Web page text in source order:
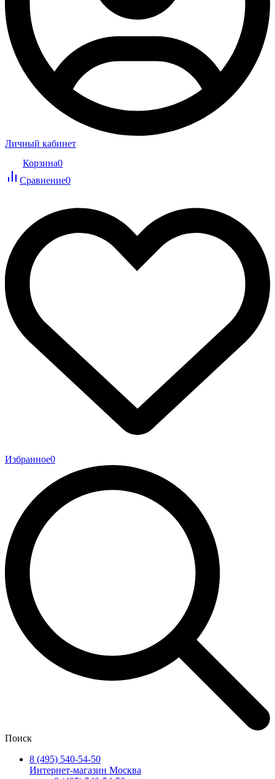
Личный кабинет
Корзина0
Сравнение0
Избранное0
Поиск
8 (495) 540-54-50
Интернет-магазин Москва